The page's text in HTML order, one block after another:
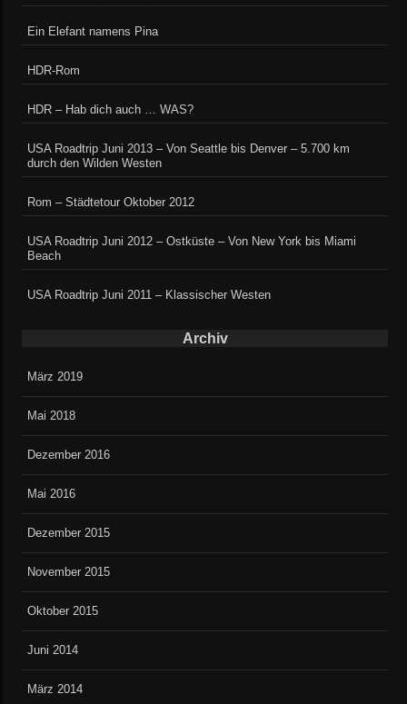
Ein Elefant namens Pina
HDR-Rom
HDR – Hab dich auch … WAS?
USA Roadtrip Juni 2013 – Von Seattle bis Denver – 5.700 km
durch den Wilden Westen
Rom – Städtetour Oktober 2012
USA Roadtrip Juni 2012 – Ostküste – Von New York bis Miami
Beach
USA Roadtrip Juni 2011 – Klassischer Westen
Archiv
März 2019
Mai 2018
Dezember 2016
Mai 2016
Dezember 2015
November 2015
Oktober 2015
Juni 2014
März 2014